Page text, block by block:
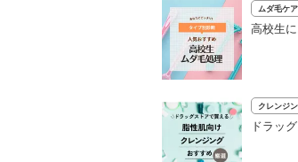
ムダ毛ケ
高校生
クレンジ
ドラッ